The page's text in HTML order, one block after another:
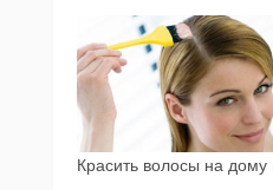
Красить волосы на